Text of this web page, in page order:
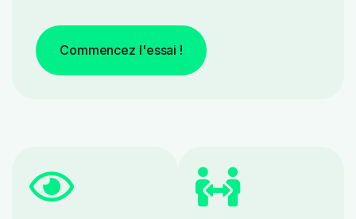
Commencez l'essai !